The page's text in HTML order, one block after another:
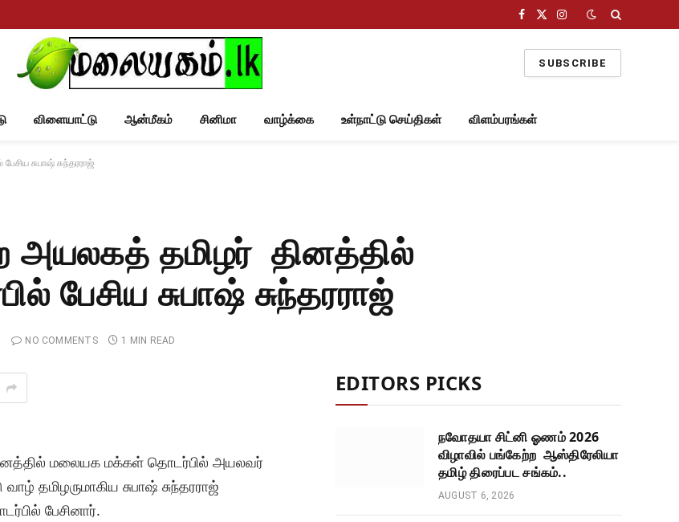
Facebook
X
Instagram
SUBSCRIBE
விளையாட்டு ஆன்மீகம் சினிமா வாழ்க்கை உள்நாட்டு செய்திகள் விளம்பரங்கள்
சுபாஷ் சுந்தரராஜ்
அயலகத் தமிழர் தினத்தில்
சுபாஷ் சுந்தரராஜ்
NO COMMENTS 1 MIN READ
மலையக மக்கள் தொடர்பில் அயலவர்
தமிழருமாகிய சுபாஷ் சுந்தரராஜ்
பேசினார்.
EDITORS PICKS
நவோதயா சிட்னி ஓணம் 2026
விழாவில் பங்கேற்ற ஆஸ்திரேலியா
தமிழ் திரைப்பட சங்கம்..
AUGUST 6, 2026